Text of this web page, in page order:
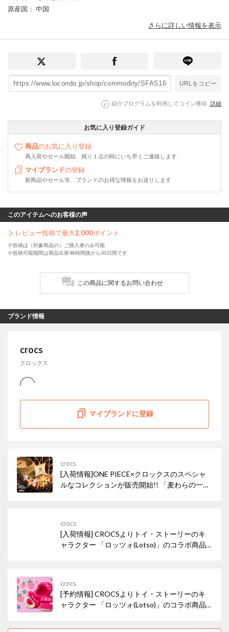
原産国 ： 中国
さらに詳しい情報を表示
URLをコピー
紹介プログラムを利用してコイン獲得 詳細
お気に入り登録ガイド
商品のお気に入り登録
再入荷やセール開始、残り１点の時にいち早くご連絡します
マイブランドの登録
新商品やセール等、ブランドのお得な情報をお送りします
このアイテムへのお客様の声
レビュー投稿で最大2,000ポイント
※投稿は（対象商品の）ご購入者のみ可能
※投稿可能期間は商品出荷48時間後から30日間です
この商品に関するお問い合わせ
ブランド情報
crocs
クロックス
マイブランドに登録
crocs
[入荷情報]ONE PIECE×クロックスのスペシャ
ルなコレクションが販売開始!! 「麦わらの一
華な5個パックも同時発売!
crocs
[入荷情報] CROCSよりトイ・ストーリーのキ
ャラクター 「ロッツォ(Lotso)」のコラボ商品
い目がデザインされた一足が登場！
crocs
[予約情報] CROCSよりトイ・ストーリーのキ
ャラクター 「ロッツォ(Lotso)」のコラボ商品